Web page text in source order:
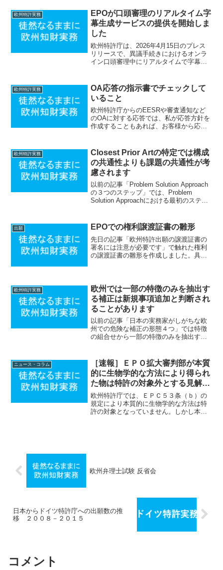
欧州特許実務
EPOが口頭審理のリアルタイム字
幕生成サービスの提供を開始しま
した
欧州特許庁は、2026年4月15日のプレス
リリースで、異議手続きにおけるオンラ
イン口頭審理中にリアルタイムで字幕を
スにはオプションとして欧州特許庁の他
の公用語への自動翻...
欧州特許実務
OA応答の指示書でチェックして
いること
欧州特許庁からのEESRや審査通知など
のOAに対する応答では、私が応答方針を
作成することもあれば、お客様から応答
も、私はそのまま応答書面を作成するこ
とはありません。必ずま...
欧州特許実務
Closest Prior Artの特定では構成
の共通性よりも課題の共通性が考
慮されます
以前の記事「Problem Solution Approach
の３つのステップ」では、Problem
Solution Approachにおける最初のステッ
出願 EPOでの権利譲渡証書の雛形
先日の記事「欧州特許出願の譲渡証書の
署名には注意が必要です」で触れた権利
の譲渡証書の雛形を作成しました。具体
欧州特許実務
欧州では一部の特徴のみを抽出す
る補正は新規事項追加と判断され
ることがあります
以前の記事「日本の実務家がしがちな欧
州での危険な補正の形態４つ」では特徴
の組合せから一部の特徴のみを抽出する
新規事項追加を指摘されるリスクが高
い...
ニュース・コラム
［速報］ＥＰＯ拡大審判部が本質
的に生物学的な方法により得られ
た物は特許の対象外とする見解を
示しました
欧州特許庁では、ＥＰＣ５３条（ｂ）の
規定により本質的に生物学的な方法は特
許の対象となっていません。しかし本質
欧州弁理士試験 反省会
日本からドイツ特許庁への出願数の推
移 ２００８－２０１５
コメント